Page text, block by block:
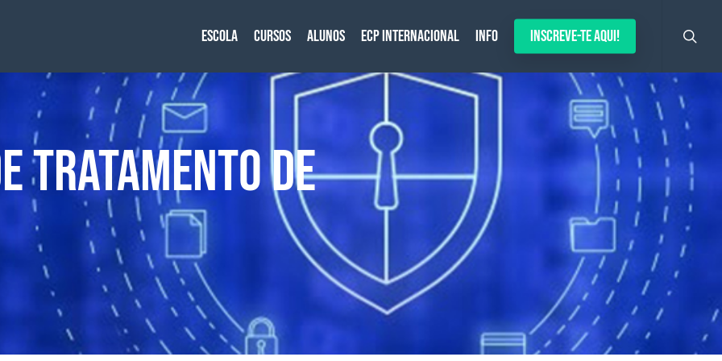
Escola Cursos Alunos ECP Internacional Info Inscreve-te aqui!
TRATAMENTO DE